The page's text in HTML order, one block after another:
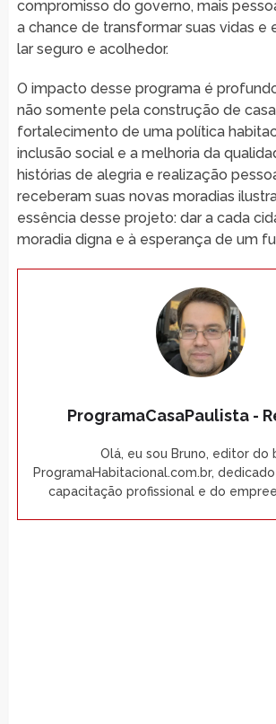
compromisso do governo, mais
a chance de transformar suas vidas e
lar seguro e acolhedor.
O impacto desse programa é
não somente pela construção de
fortalecimento de uma política
inclusão social e a melhoria da
histórias de alegria e realização
receberam suas novas moradias
essência desse projeto: dar a cada
moradia digna e à esperança de um
ProgramaCasaPaulista -
Olá, eu sou Bruno, editor do
ProgramaHabitacional.com.br,
capacitação profissional e do